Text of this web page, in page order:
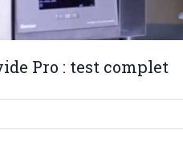
Pro : test complet